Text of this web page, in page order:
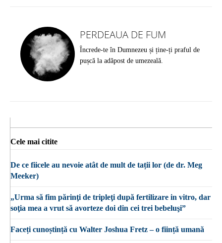
PERDEAUA DE FUM
Încrede-te în Dumnezeu și ține-ți praful de
pușcă la adăpost de umezeală.
Cele mai citite
De ce fiicele au nevoie atât de mult de tații lor (de dr. Meg
Meeker)
„Urma să fim părinţi de tripleţi după fertilizare in vitro, dar
soţia mea a vrut să avorteze doi din cei trei bebeluşi”
Faceți cunoștință cu Walter Joshua Fretz – o ființă umană